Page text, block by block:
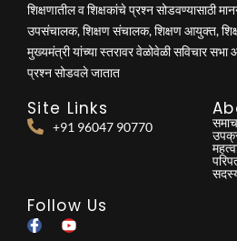
शिक्षणातील व शिक्षकांचे प्रश्न सोडवण्यासाठी
उपसंचालक, शिक्षण संचालक, शिक्षण आयुक्त,
मुख्यमंत्री यांच्या स्तरावर वेळोवेळी सविचार
प्रश्न सोडवले जातात
Site Links
+91 96047 90770
Follow Us